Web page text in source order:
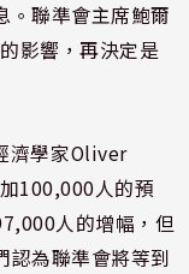
。聯準會主席鮑爾
影響，再決定是
濟學家Oliver
100,000人的預
人的增幅，但
認為聯準會將等到